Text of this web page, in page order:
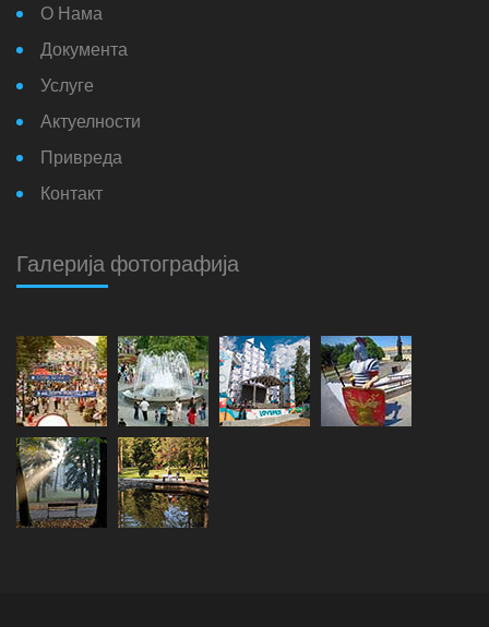
О Нама
Документа
Услуге
Актуелности
Привреда
Контакт
Галерија фотографија